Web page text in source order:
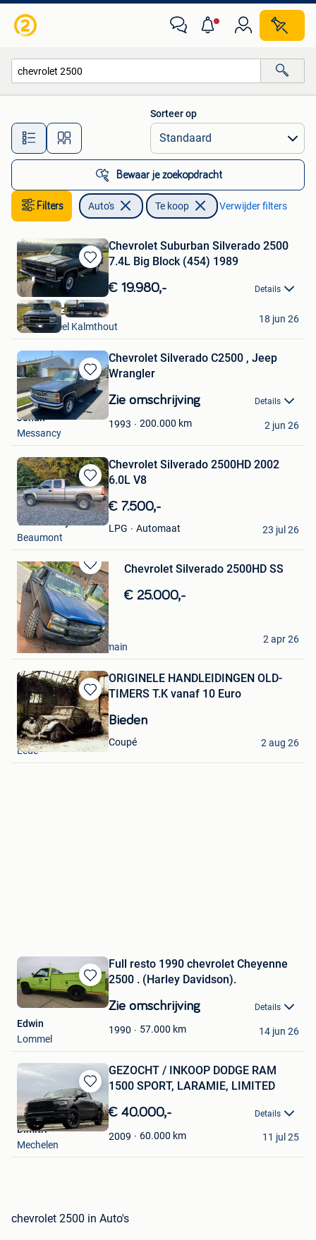
Alle afstanden…
Sorteer op
Bewaar je zoekopdracht
Filters Auto's Te koop Verwijder filters
Bewaren
Mijn
Favorieten
Chevrolet Suburban Silverado 2500
7.4L Big Block (454) 1989
€ 19.980,- Details
JC&R DIAGNOSTICS
Essen +Deel Kalmthout
18 jun 26
Bewaren
in
Mijn
Favorieten
Chevrolet Silverado C2500 , Jeep
Wrangler
Zie omschrijving Details
1993 200.000 km
Johan
Messancy
2 jun 26
Bewaren
in
Mijn
Favorieten
Chevrolet Silverado 2500HD 2002
6.0L V8
€ 7.500,-
LPG Automaat
Tuffcowboy
Beaumont
23 jul 26
Bewaren
in
Mijn
Favorieten
Chevrolet Silverado 2500HD SS
€ 25.000,-
American's mecanic
Orcq - Marquain - Lamain
2 apr 26
Bewaren
in
Mijn
Favorieten
ORIGINELE HANDLEIDINGEN OLD-
TIMERS T.K vanaf 10 Euro
Bieden
Coupé
D'Hooghe Frank
Lede
2 aug 26
Bewaren
in
Favorieten
Full resto 1990 chevrolet Cheyenne
2500 . (Harley Davidson).
Zie omschrijving Details
1990 57.000 km
Edwin
Lommel
14 jun 26
Bewaren
in
Mijn
Favorieten
GEZOCHT / INKOOP DODGE RAM
1500 SPORT, LARAMIE, LIMITED
€ 40.000,- Details
2009 60.000 km
Dimitri
Mechelen
11 jul 25
chevrolet 2500 in Auto's